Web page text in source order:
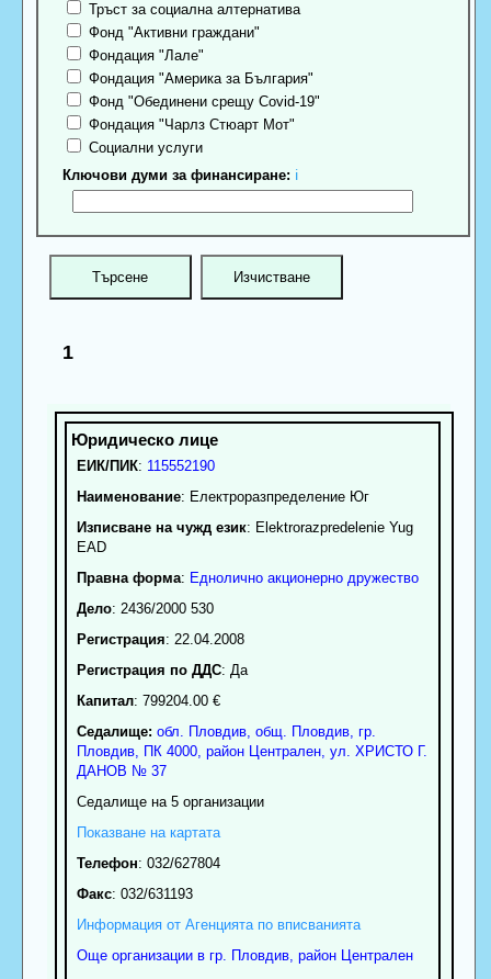
Тръст за социална алтернатива
Фонд "Активни граждани"
Фондация "Лале"
Фондация "Америка за България"
Фонд "Обединени срещу Covid-19"
Фондация "Чарлз Стюарт Мот"
Социални услуги
Ключови думи за финансиране: ℹ
1
ЕИК/ПИК: 115552190
Наименование: Електроразпределение Юг
Изписване на чужд език: Elektrorazpredelenie Yug
EAD
Правна форма: Еднолично акционерно дружество
Дело: 2436/2000 530
Регистрация: 22.04.2008
Регистрация по ДДС: Да
Капитал: 799204.00 €
Седалище: обл. Пловдив, общ. Пловдив, гр.
Пловдив, ПК 4000, район Централен, ул. ХРИСТО Г.
ДАНОВ № 37
Седалище на 5 организации
Показване на картата
Телефон: 032/627804
Факс: 032/631193
Информация от Агенцията по вписванията
Още организации в гр. Пловдив, район Централен